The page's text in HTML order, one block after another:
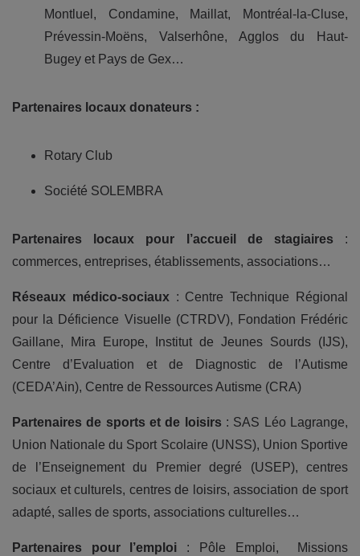
Montluel, Condamine, Maillat, Montréal-la-Cluse,
Prévessin-Moëns, Valserhône, Agglos du Haut-
Bugey et Pays de Gex…
Partenaires locaux donateurs :
Rotary Club
Société SOLEMBRA
Partenaires locaux pour l’accueil de stagiaires :
commerces, entreprises, établissements, associations…
Réseaux médico-sociaux: Centre Technique Régional
pour la Déficience Visuelle (CTRDV), Fondation Frédéric
Gaillane, Mira Europe, Institut de Jeunes Sourds (IJS),
Centre d’Evaluation et de Diagnostic de l’Autisme
(CEDA’Ain), Centre de Ressources Autisme (CRA)
Partenaires de sports et de loisirs : SAS Léo Lagrange,
Union Nationale du Sport Scolaire (UNSS), Union Sportive
de l’Enseignement du Premier degré (USEP), centres
sociaux et culturels, centres de loisirs, association de sport
adapté, salles de sports, associations culturelles…
Partenaires pour l’emploi : Pôle Emploi, Missions